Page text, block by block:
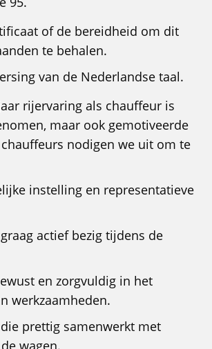
of de bereidheid om dit
te behalen.
van de Nederlandse taal.
rijervaring als chauffeur is
maar ook gemotiveerde
nodigen we uit om te
instelling en representatieve
actief bezig tijdens de
en zorgvuldig in het
werkzaamheden.
prettig samenwerkt met